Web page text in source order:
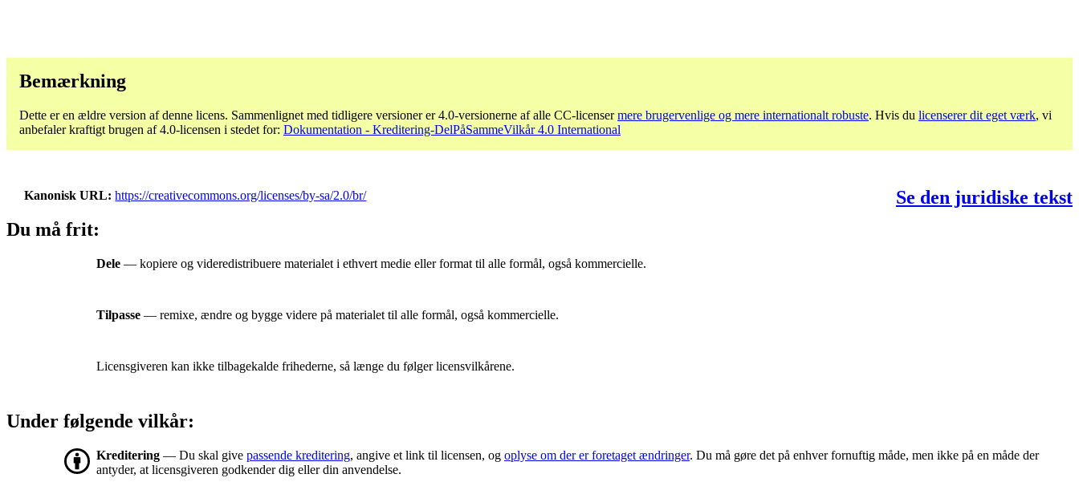
Bemærkning
Dette er en ældre version af denne licens. Sammenlignet med tidligere versioner er 4.0-versionerne af alle CC-licensermere brugervenlige og mere internationalt robuste. Hvis du licenserer dit eget værk, vi
anbefaler kraftigt brugen af ​​4.0-licensen i stedet for: Dokumentation - Kreditering-DelPåSammeVilkår 4.0 International
Kanonisk URL https://creativecommons.org/licenses/by-sa/2.0/br/
Se den juridiske tekst
Du må frit:
Dele — kopiere og videredistribuere materialet i ethvert medie eller format til alle formål, også kommercielle.
Tilpasse — remixe, ændre og bygge videre på materialet til alle formål, også kommercielle.
Licensgiveren kan ikke tilbagekalde frihederne, så længe du følger licensvilkårene.
Under følgende vilkår:
Kreditering — Du skal give passende kreditering, angive et link til licensen, og oplyse om der er foretaget ændringer. Du må gøre det på enhver fornuftig måde, men ikke på en måde der
antyder, at licensgiveren godkender dig eller din anvendelse.